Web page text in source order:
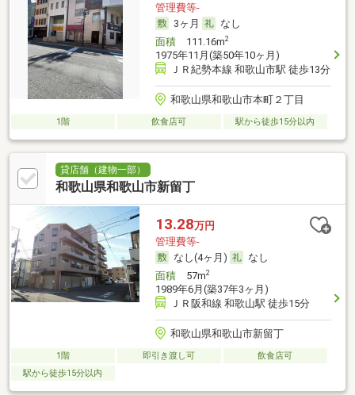
管理費等-
3ヶ月
なし
面積111.16m2
1975年11月(築50年10ヶ月)
ＪＲ紀勢本線 和歌山市駅 徒歩13分
和歌山県和歌山市本町２丁目
1階 飲食店可 駅から徒歩15分以内
貸店舗（建物一部）
和歌山県和歌山市新留丁
13.28万円
管理費等-
なし(4ヶ月)
なし
面積57m2
1989年6月(築37年3ヶ月)
ＪＲ阪和線 和歌山駅 徒歩15分
和歌山県和歌山市新留丁
1階 即引き渡し可
飲食店可
駅から徒歩15分以内